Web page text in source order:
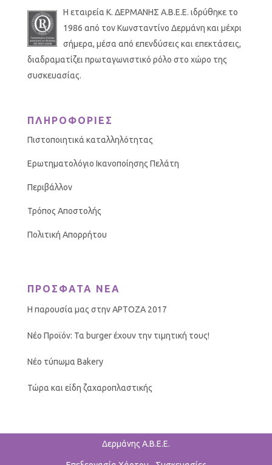
Η εταιρεία Κ. ΔΕΡΜΑΝΗΣ Α.Β.Ε.Ε. ιδρύθηκε το
1986 από τον Κωνσταντίνο Δερμάνη και μέχρι
σήμερα, μέσα από επενδύσεις και επεκτάσεις,
διαδραματίζει πρωταγωνιστικό ρόλο στο χώρο της
συσκευασίας.
ΠΛΗΡΟΦΟΡΙΕΣ
Πιστοποιητικά καταλληλότητας
Ερωτηματολόγιο Ικανοποίησης Πελάτη
Περιβάλλον
Τρόπος Αποστολής
Πολιτική Απορρήτου
ΠΡΟΣΦΑΤΑ ΝΕΑ
Η παρουσία μας στην ΑΡΤΟΖΑ 2017
Νέο Προϊόν: Τα burger έχουν την τιμητική τους!
Νέο τύπωμα Bakery
Τώρα και είδη ζαχαροπλαστικής
Δερμάνης Α.Β.Ε.Ε.